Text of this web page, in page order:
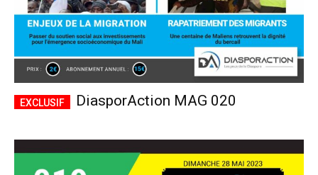
DiasporAction MAG 020